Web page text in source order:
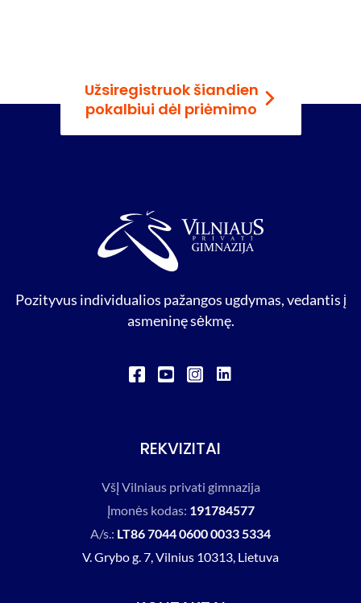
Užsiregistruok šiandien
pokalbiui dėl priėmimo
Pozityvus individualios pažangos ugdymas, vedantis į
asmeninę sėkmę.
L
i
n
REKVIZITAI
VšĮ Vilniaus privati gimnazija
Įmonės kodas: 191784577
A/s.: LT86 7044 0600 0033 5334
V. Grybo g. 7, Vilnius 10313, Lietuva